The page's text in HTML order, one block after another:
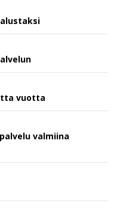
vuotta
valmiina